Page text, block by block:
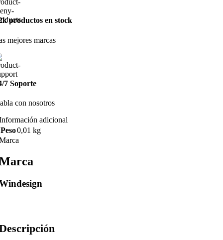
productos en stock
mejores marcas
7 Soporte
con nosotros
adicional
Peso0,01 kg